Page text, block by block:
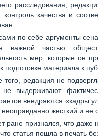
расследования,
качества и
по себе аргументы
важной частью
мер, которые он
подготовке материала к
того, редакция не
не выдерживают
внедряются «кадры
жесткий и не
ране признался, что даже
статья пошла в печать